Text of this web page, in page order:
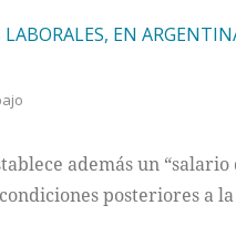
EN
además un “salario
posteriores a